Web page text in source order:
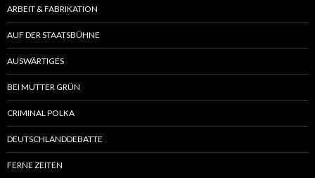
ARBEIT & FABRIKATION
AUF DER STAATSBÜHNE
AUSWÄRTIGES
BEI MUTTER GRÜN
CRIMINAL POLKA
DEUTSCHLANDDEBATTE
FERNE ZEITEN